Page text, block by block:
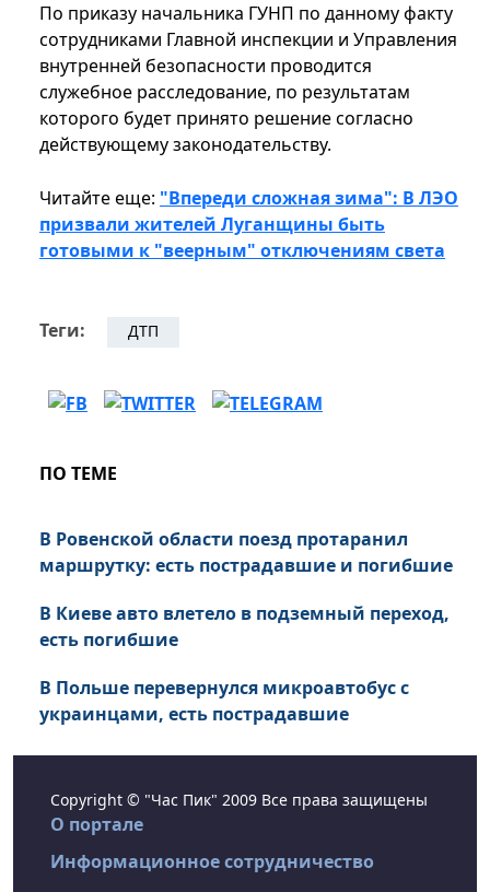
По приказу начальника ГУНП по данному факту
сотрудниками Главной инспекции и Управления
внутренней безопасности проводится
служебное расследование, по результатам
которого будет принято решение согласно
действующему законодательству.
Читайте еще: "Впереди сложная зима": В ЛЭО
призвали жителей Луганщины быть
готовыми к "веерным" отключениям света
Теги: ДТП
ПО ТЕМЕ
В Ровенской области поезд протаранил
маршрутку: есть пострадавшие и погибшие
В Киеве авто влетело в подземный переход,
есть погибшие
В Польше перевернулся микроавтобус с
украинцами, есть пострадавшие
Copyright © "Час Пик" 2009 Все права защищены
О портале
Информационное сотрудничество